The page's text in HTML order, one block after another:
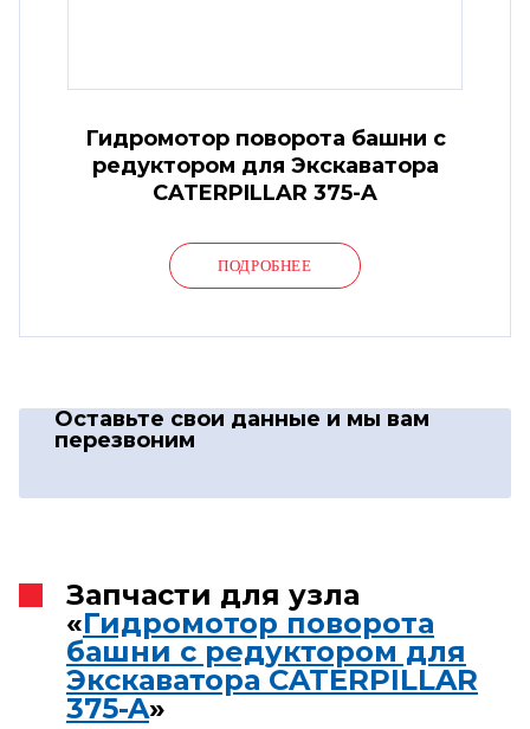
Гидромотор поворота башни с
редуктором для Экскаватора
CATERPILLAR 375-A
ПОДРОБНЕЕ
Оставьте свои данные и мы вам
перезвоним
Запчасти для узла
«Гидромотор поворота
башни с редуктором для
Экскаватора CATERPILLAR
375-A»